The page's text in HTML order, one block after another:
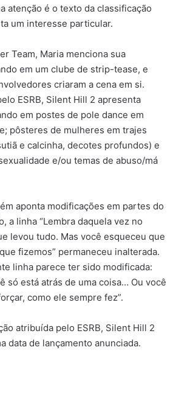
atenção é o texto da classificação
um interesse particular.
Team, Maria menciona sua
em um clube de strip-tease, e
criaram a cena em si.
ESRB, Silent Hill 2 apresenta
em postes de pole dance em
pôsteres de mulheres em trajes
e calcinha, decotes profundos) e
e/ou temas de abuso/má
aponta modificações em partes do
a linha “Lembra daquela vez no
levou tudo. Mas você esqueceu que
fizemos” permaneceu inalterada.
linha parece ter sido modificada:
só está atrás de uma coisa… Ou você
como ele sempre fez”.
atribuída pelo ESRB, Silent Hill 2
data de lançamento anunciada.